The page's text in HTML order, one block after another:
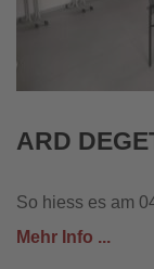
ARD
So hiess es am
Mehr Info ...